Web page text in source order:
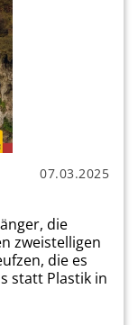
07.03.2025
die
zweistelligen
die es
statt Plastik in